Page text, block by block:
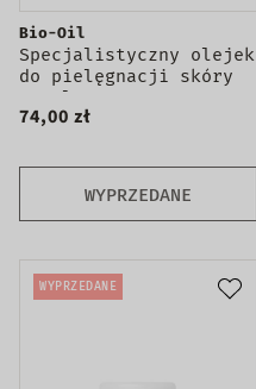
WYPRZEDANE
Bio-Oil
Specjalistyczny olejek
do pielęgnacji skóry
200ml
74,00 zł
WYPRZEDANE